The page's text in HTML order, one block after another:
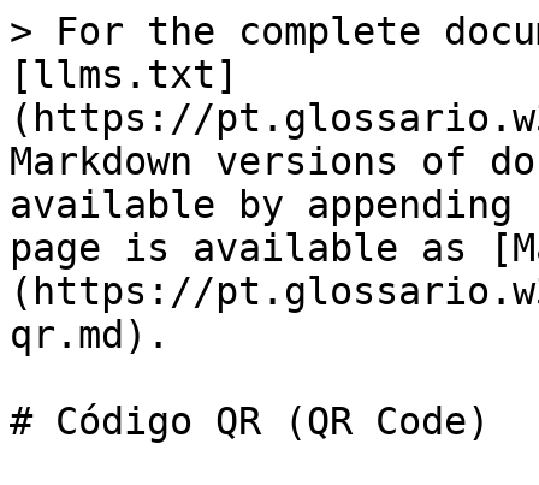
> For the complete
[llms.txt]
(https://
Markdown versions of
available by
page is available as
(https://
qr.md).
# Código QR (QR Code)